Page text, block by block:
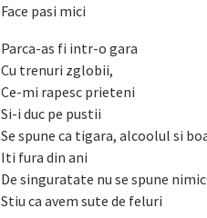
Face pasi mici
Parca-as fi intr-o gara
Cu trenuri zglobii,
Ce-mi rapesc prieteni
Si-i duc pe pustii
Se spune ca tigara, alcoolul si
Iti fura din ani
De singuratate nu se spune
Stiu ca avem sute de feluri